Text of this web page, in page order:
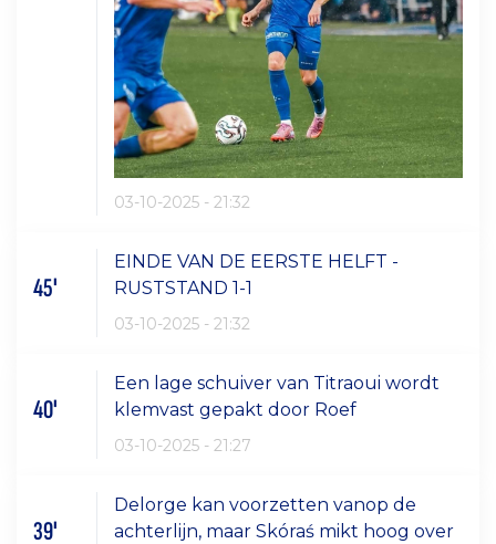
03-10-2025 - 21:32
45'
EINDE VAN DE EERSTE HELFT -
RUSTSTAND 1-1
03-10-2025 - 21:32
40'
Een lage schuiver van Titraoui wordt
klemvast gepakt door Roef
03-10-2025 - 21:27
39'
Delorge kan voorzetten vanop de
achterlijn, maar Skóraś mikt hoog over